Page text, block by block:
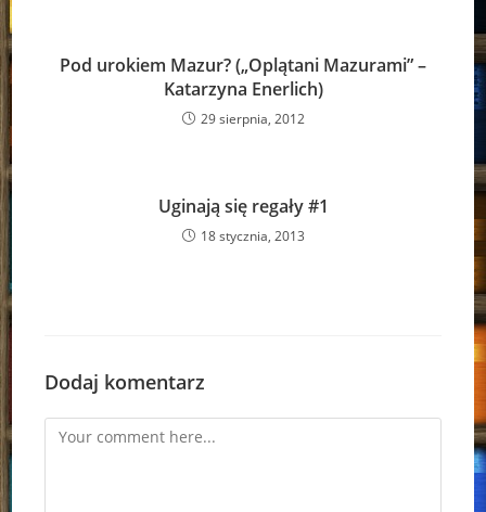
Pod urokiem Mazur? („Oplątani Mazurami” –
Katarzyna Enerlich)
29 sierpnia, 2012
Uginają się regały #1
18 stycznia, 2013
Dodaj komentarz
Comment